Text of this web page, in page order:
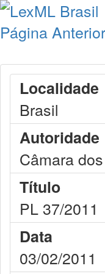
Página Anterior
Localidade
Brasil
Autoridade
Câmara
Título
PL 37/2011
Data
03/02/2011